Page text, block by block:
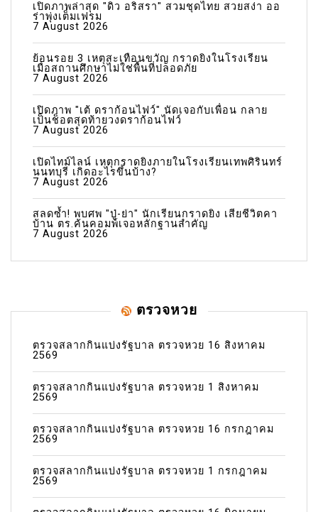
เปิดภาพล่าสุด "ดิว อริสรา" สวมชุดไทย สวยสง่า ออ
ร่าพุ่งเต็มเฟรม
7 August 2026
ย้อนรอย 3 เหตุสะเทือนขวัญ กราดยิงในโรงเรียน
เมื่อสถานศึกษาไม่ใช่พื้นที่ปลอดภัย
7 August 2026
เปิดภาพ "เต้ ดราก้อนไฟว์" นัดเจอกับเพื่อน กลาย
เป็นช็อตสุดท้ายวงดราก้อนไฟว์
7 August 2026
เปิดไทม์ไลน์ เหตุกราดยิงภายในโรงเรียนเทพศิรินทร์
นนทบุรี เกิดอะไรขึ้นบ้าง?
7 August 2026
สลดซ้ำ! พบศพ "ปู่-ย่า" นักเรียนกราดยิง เสียชีวิตคา
บ้าน ตร.ค้นคอมพ์เจอหลักฐานสำคัญ
7 August 2026
ตรวจหวย
ตรวจสลากกินแบ่งรัฐบาล ตรวจหวย 16 สิงหาคม
2569
ตรวจสลากกินแบ่งรัฐบาล ตรวจหวย 1 สิงหาคม
2569
ตรวจสลากกินแบ่งรัฐบาล ตรวจหวย 16 กรกฎาคม
2569
ตรวจสลากกินแบ่งรัฐบาล ตรวจหวย 1 กรกฎาคม
2569